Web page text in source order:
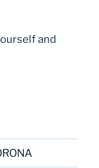
and